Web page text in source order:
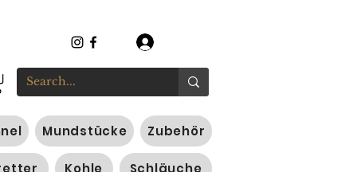
Mundstücke Zubehör
Kohle Schläuche